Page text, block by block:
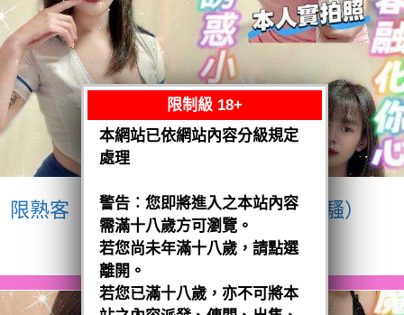
限熟客【八德】宥瑄 泰國$2500（騷）
閱讀全文
限制級 18+
本網站已依網站內容分級規定
處理
警告︰您即將進入之本站內容
需滿十八歲方可瀏覽。
若您尚未年滿十八歲，請點選
離開。
若您已滿十八歲，亦不可將本